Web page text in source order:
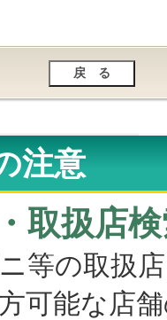
注意
取扱店
等の取扱
可能な店